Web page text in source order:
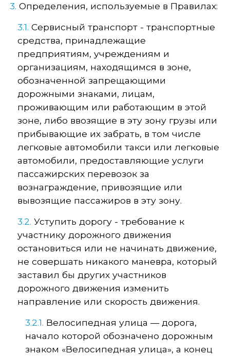
3. Определения, используемые в Правилах:
3.1. Сервисный транспорт - транспортные
средства, принадлежащие
предприятиям, учреждениям и
организациям, находящимся в зоне,
обозначенной запрещающими
дорожными знаками, лицам,
проживающим или работающим в этой
зоне, либо ввозящие в эту зону грузы или
прибывающие их забрать, в том числе
легковые автомобили такси или легковые
автомобили, предоставляющие услуги
пассажирских перевозок за
вознаграждение, привозящие или
вывозящие пассажиров в эту зону.
3.2. Уступить дорогу - требование к
участнику дорожного движения
остановиться или не начинать движение,
не совершать никакого маневра, который
заставил бы других участников
дорожного движения изменить
направление или скорость движения.
3.2.1. Велосипедная улица — дорога,
начало которой обозначено дорожным
знаком «Велосипедная улица», а конец